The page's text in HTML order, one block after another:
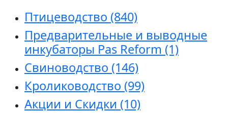
Птицеводство (840)
Предварительные и выводные
инкубаторы Pas Reform (1)
Свиноводство (146)
Кролиководство (99)
Акции и Скидки (10)